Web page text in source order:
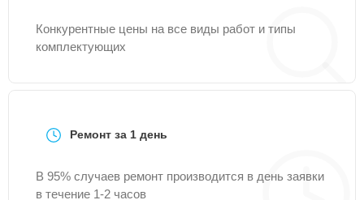
Конкурентные цены на все виды работ и типы
комплектующих
Ремонт за 1 день
В 95% случаев ремонт производится в день заявки
в течение 1-2 часов